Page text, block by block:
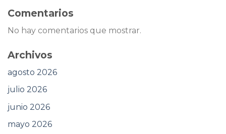
Comentarios
No hay comentarios que mostrar.
Archivos
agosto 2026
julio 2026
junio 2026
mayo 2026